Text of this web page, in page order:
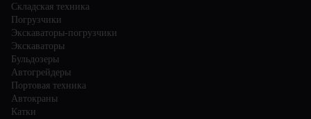
Складская техника
Погрузчики
Экскаваторы-погрузчики
Экскаваторы
Бульдозеры
Автогрейдеры
Портовая техника
Автокраны
Катки